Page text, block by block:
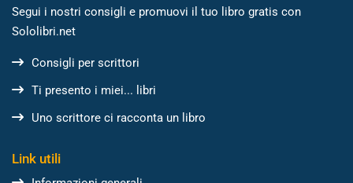
Segui i nostri consigli e promuovi il tuo libro gratis con
Sololibri.net
Consigli per scrittori
Ti presento i miei... libri
Uno scrittore ci racconta un libro
Link utili